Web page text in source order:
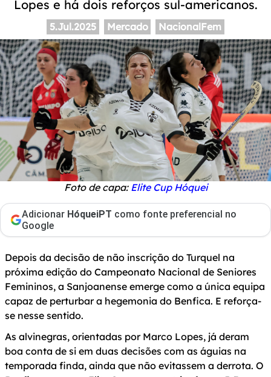
Lopes e há dois reforços sul-americanos.
5.Jul.2025 Mercado NacionalFem
Foto de capa: Elite Cup Hóquei
Adicionar HóqueiPT como fonte preferencial no
Google
Depois da decisão de não inscrição do Turquel na
próxima edição do Campeonato Nacional de Seniores
Femininos, a Sanjoanense emerge como a única equipa
capaz de perturbar a hegemonia do Benfica. E reforça-
se nesse sentido.
As alvinegras, orientadas por Marco Lopes, já deram
boa conta de si em duas decisões com as águias na
temporada finda, ainda que não evitassem a derrota. O